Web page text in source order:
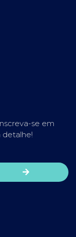
se em
detalhe!